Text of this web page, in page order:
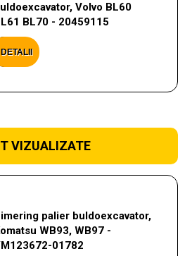
Volvo BL60
BL70 - 20459115
DETALII
VIZUALIZATE
palier buldoexcavator,
WB93, WB97 -
01782